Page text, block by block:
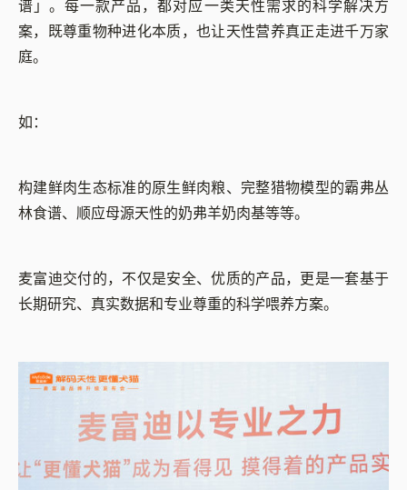
谱」。每一款产品，都对应一类天性需求的科学解决方
案，既尊重物种进化本质，也让天性营养真正走进千万家
庭。
如：
构建鲜肉生态标准的原生鲜肉粮、完整猎物模型的霸弗丛
林食谱、顺应母源天性的奶弗羊奶肉基等等。
麦富迪交付的，不仅是安全、优质的产品，更是一套基于
长期研究、真实数据和专业尊重的科学喂养方案。